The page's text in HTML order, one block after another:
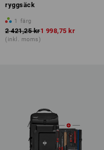
ryggsäck
1 färg
2 421,25 kr1 998,75 kr
(inkl. moms)